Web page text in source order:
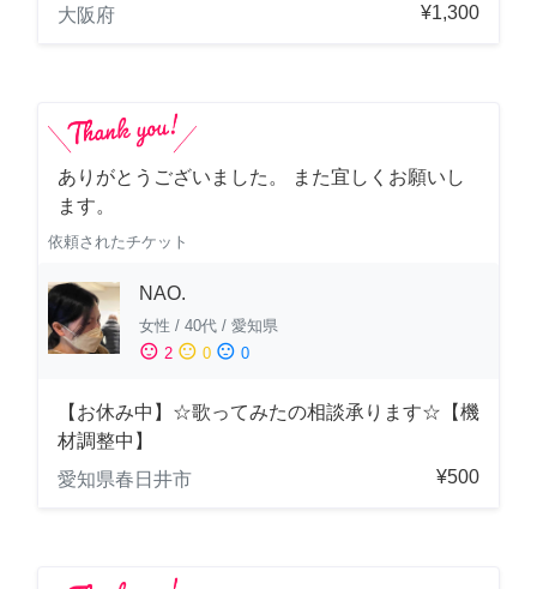
大阪府
¥1,300
ありがとうございました。 また宜しくお願いし
ます。
依頼されたチケット
NAO.
女性 / 40代 / 愛知県
sentiment_satisfied 2 sentiment_neutral 0 sentiment_dissatisfied 0
【お休み中】☆歌ってみたの相談承ります☆【機
材調整中】
愛知県春日井市
¥500